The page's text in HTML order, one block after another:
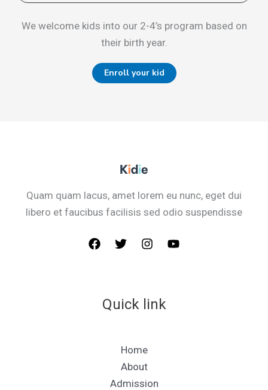
We welcome kids into our 2-4’s program based on
their birth year.
Enroll your kid
Quam quam lacus, amet lorem eu nunc, eget dui
libero et faucibus facilisis sed odio suspendisse
Quick link
Home
About
Admission